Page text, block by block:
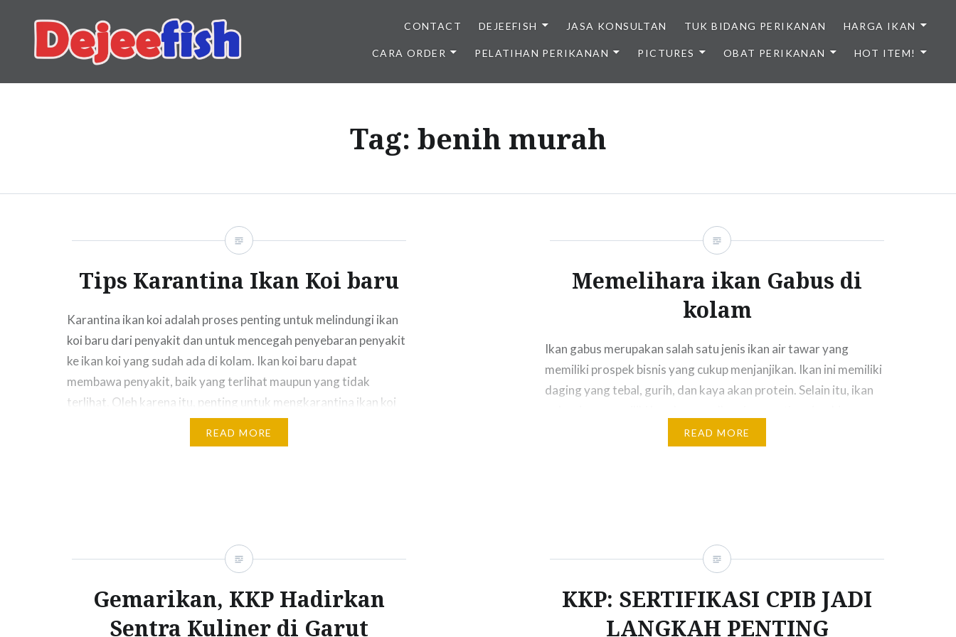
content
DEJEEFISH | PRODUSEN BENIH IKAN BERKUALITAS INDONESIA
CONTACT DEJEEFISH JASA KONSULTAN TUK BIDANG PERIKANAN HARGA IKAN
CARA ORDER PELATIHAN PERIKANAN PICTURES OBAT PERIKANAN HOT ITEM!
Tag: benih murah
Tips Karantina Ikan Koi baru
Karantina ikan koi adalah proses penting untuk melindungi ikan
koi baru dari penyakit dan untuk mencegah penyebaran penyakit
ke ikan koi yang sudah ada di kolam. Ikan koi baru dapat
membawa penyakit, baik yang terlihat maupun yang tidak
terlihat. Oleh karena itu, penting untuk mengkarantina ikan koi
baru selama setidaknya 7 hari sebelum memasukkannya ke…
READ MORE
Memelihara ikan Gabus di
kolam
Ikan gabus merupakan salah satu jenis ikan air tawar yang
memiliki prospek bisnis yang cukup menjanjikan. Ikan ini memiliki
daging yang tebal, gurih, dan kaya akan protein. Selain itu, ikan
baik untuk dikonsumsi oleh penderita diabetes. Salah satu cara
budidaya ikan gabus yang banyak dilakukan adalah dengan…
READ MORE
Gemarikan, KKP Hadirkan
Sentra Kuliner di Garut
KKP: SERTIFIKASI CPIB JADI
LANGKAH PENTING